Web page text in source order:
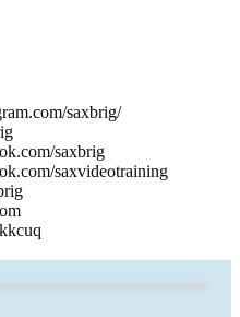
saxbrig/
saxbrig
saxvideotraining